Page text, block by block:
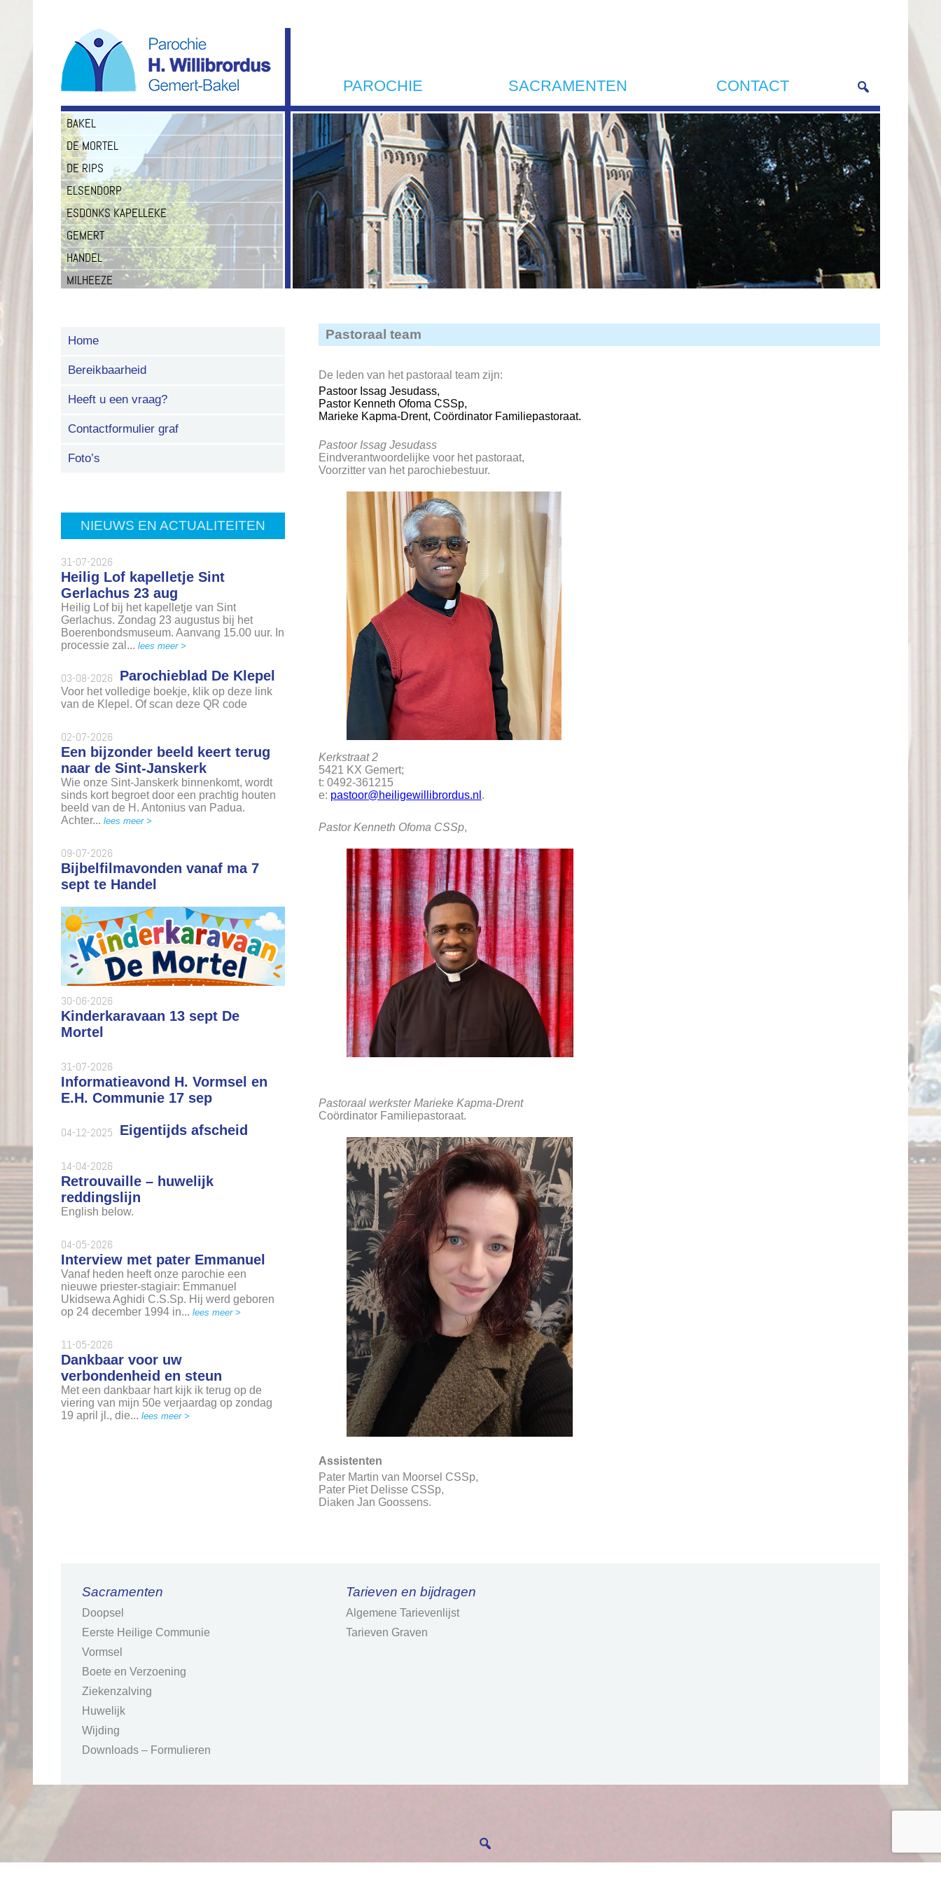
PAROCHIE SACRAMENTEN CONTACT
BAKEL
DE MORTEL
DE RIPS
ELSENDORP
ESDONKS KAPELLEKE
GEMERT
HANDEL
MILHEEZE
Home
Bereikbaarheid
Heeft u een vraag?
Contactformulier graf
Foto’s
NIEUWS EN ACTUALITEITEN
31-07-2026
Heilig Lof kapelletje Sint
Gerlachus 23 aug
Heilig Lof bij het kapelletje van Sint
Gerlachus. Zondag 23 augustus bij het
Boerenbondsmuseum. Aanvang 15.00 uur. In
processie zal... lees meer >
03-08-2026 Parochieblad De Klepel
Voor het volledige boekje, klik op deze link
van de Klepel. Of scan deze QR code
02-07-2026
Een bijzonder beeld keert terug
naar de Sint-Janskerk
Wie onze Sint-Janskerk binnenkomt, wordt
sinds kort begroet door een prachtig houten
beeld van de H. Antonius van Padua.
Achter... lees meer >
09-07-2026
Bijbelfilmavonden vanaf ma 7
sept te Handel
30-06-2026
Kinderkaravaan 13 sept De
Mortel
31-07-2026
Informatieavond H. Vormsel en
E.H. Communie 17 sep
04-12-2025 Eigentijds afscheid
14-04-2026
Retrouvaille – huwelijk
reddingslijn
English below.
04-05-2026
Interview met pater Emmanuel
Vanaf heden heeft onze parochie een
nieuwe priester-stagiair: Emmanuel
Ukidsewa Aghidi C.S.Sp. Hij werd geboren
op 24 december 1994 in... lees meer >
11-05-2026
Dankbaar voor uw
verbondenheid en steun
Met een dankbaar hart kijk ik terug op de
viering van mijn 50e verjaardag op zondag
19 april jl., die... lees meer >
Pastoraal team
De leden van het pastoraal team zijn:
Pastoor Issag Jesudass,
Pastor Kenneth Ofoma CSSp,
Marieke Kapma-Drent, Coördinator Familiepastoraat.
Pastoor Issag Jesudass
Eindverantwoordelijke voor het pastoraat,
Voorzitter van het parochiebestuur.
Kerkstraat 2
5421 KX Gemert;
t: 0492-361215
e: pastoor@heiligewillibrordus.nl .
Pastor Kenneth Ofoma CSSp,
Pastoraal werkster Marieke Kapma-Drent
Coördinator Familiepastoraat.
Assistenten
Pater Martin van Moorsel CSSp,
Pater Piet Delisse CSSp,
Diaken Jan Goossens.
Sacramenten
Doopsel
Eerste Heilige Communie
Vormsel
Boete en Verzoening
Ziekenzalving
Huwelijk
Wijding
Downloads – Formulieren
Tarieven en bijdragen
Algemene Tarievenlijst
Tarieven Graven